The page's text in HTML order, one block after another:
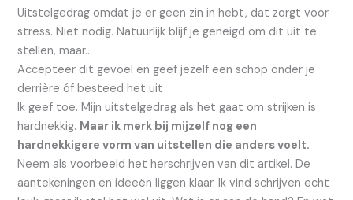
Uitstelgedrag omdat je er geen zin in hebt, dat zorgt voor
stress. Niet nodig. Natuurlijk blijf je geneigd om dit uit te
stellen, maar…
Accepteer dit gevoel en geef jezelf een schop onder je
derrière óf besteed het uit
Ik geef toe. Mijn uitstelgedrag als het gaat om strijken is
hardnekkig. Maar ik merk bij mijzelf nog een
hardnekkigere vorm van uitstellen die anders voelt.
Neem als voorbeeld het herschrijven van dit artikel. De
aantekeningen en ideeën liggen klaar. Ik vind schrijven echt